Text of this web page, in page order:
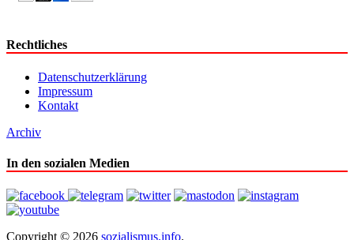
Rechtliches
Datenschutzerklärung
Impressum
Kontakt
Archiv
In den sozialen Medien
Copyright © 2026 sozialismus.info.